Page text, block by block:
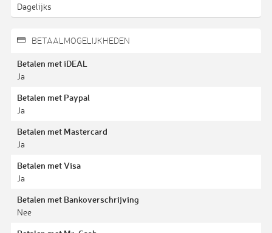
Dagelijks
BETAALMOGELIJKHEDEN
Betalen met iDEAL
Ja
Betalen met Paypal
Ja
Betalen met Mastercard
Ja
Betalen met Visa
Ja
Betalen met Bankoverschrijving
Nee